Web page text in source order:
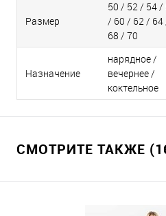
Размер
50 / 52 / 54 /
/ 60 / 62 / 64
68 / 70
Назначение
нарядное /
вечернее /
коктельное
СМОТРИТЕ ТАКЖЕ